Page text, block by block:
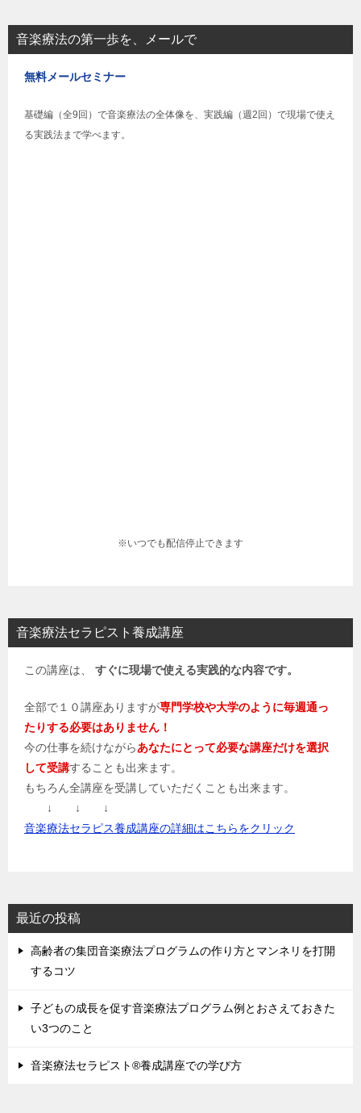
音楽療法の第一歩を、メールで
無料メールセミナー
基礎編（全9回）で音楽療法の全体像を、実践編（週2回）で現場で使え
る実践法まで学べます。
※いつでも配信停止できます
音楽療法セラピスト養成講座
この講座は、 すぐに現場で使える実践的な内容です。
全部で１０講座ありますが専門学校や大学のように毎週通っ
たりする必要はありません！
今の仕事を続けながらあなたにとって必要な講座だけを選択
して受講することも出来ます。
もちろん全講座を受講していただくことも出来ます。
↓ ↓ ↓
音楽療法セラピス養成講座の詳細はこちらをクリック
最近の投稿
高齢者の集団音楽療法プログラムの作り方とマンネリを打開
するコツ
子どもの成長を促す音楽療法プログラム例とおさえておきた
い3つのこと
音楽療法セラピスト®養成講座での学び方